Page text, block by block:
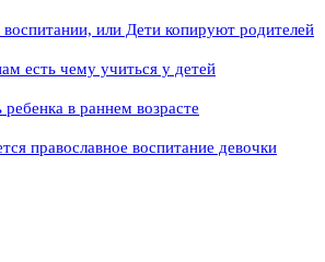
или Дети копируют родителей
есть чему учиться у детей
ребенка в раннем возрасте
православное воспитание девочки